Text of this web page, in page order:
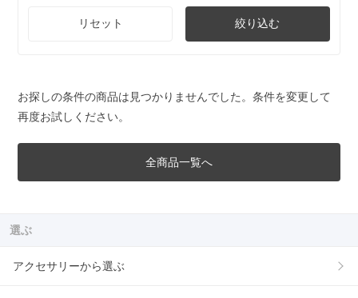
リセット 絞り込む
お探しの条件の商品は見つかりませんでした。条件を変更して
再度お試しください。
全商品一覧へ
選ぶ
アクセサリーから選ぶ